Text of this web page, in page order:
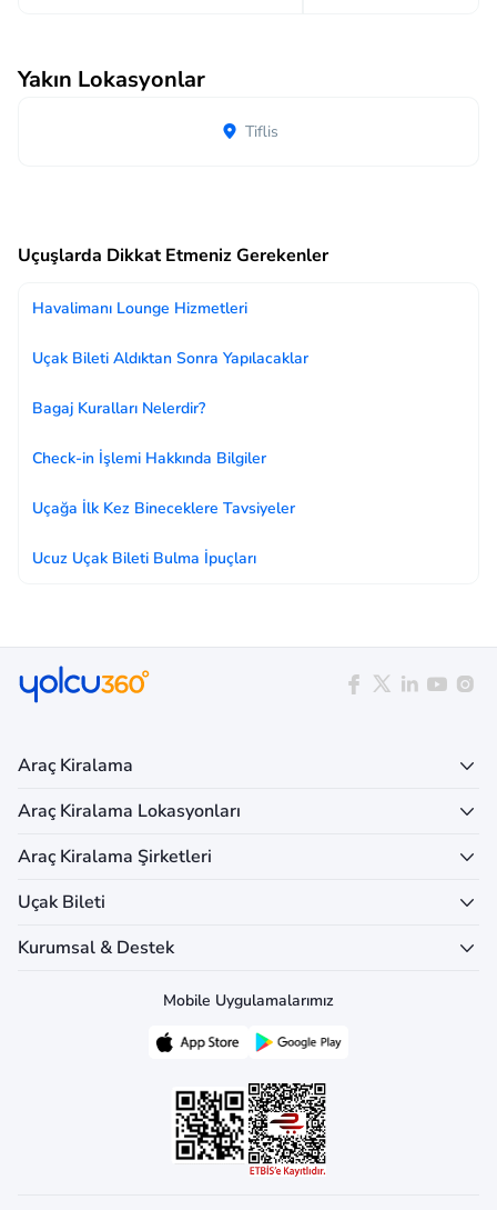
Yakın Lokasyonlar
Tiflis
Uçuşlarda Dikkat Etmeniz Gerekenler
Havalimanı Lounge Hizmetleri
Uçak Bileti Aldıktan Sonra Yapılacaklar
Bagaj Kuralları Nelerdir?
Check-in İşlemi Hakkında Bilgiler
Uçağa İlk Kez Bineceklere Tavsiyeler
Ucuz Uçak Bileti Bulma İpuçları
Araç Kiralama
Araç Kiralama Lokasyonları
Araç Kiralama Şirketleri
Uçak Bileti
Kurumsal & Destek
Mobile Uygulamalarımız